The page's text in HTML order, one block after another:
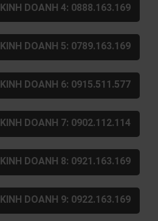
KINH DOANH 4: 0888.163.169
KINH DOANH 5: 0789.163.169
KINH DOANH 6: 0915.511.577
KINH DOANH 7: 0902.112.114
KINH DOANH 8: 0921.163.169
KINH DOANH 9: 0922.163.169